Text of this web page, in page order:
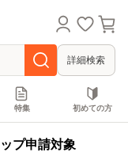
詳細検索
特集 初めての方
プ申請対象